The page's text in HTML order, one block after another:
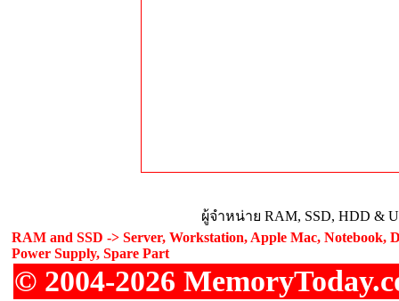
ผู้จำหน่าย RAM, SSD, HDD &
RAM and SSD -> Server, Workstation, Apple Mac, Notebook,
Power Supply, Spare Part
© 2004-2026